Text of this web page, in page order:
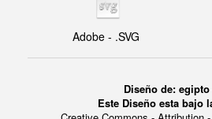
Adobe - .SVG
Diseño de:
Este Diseño esta bajo